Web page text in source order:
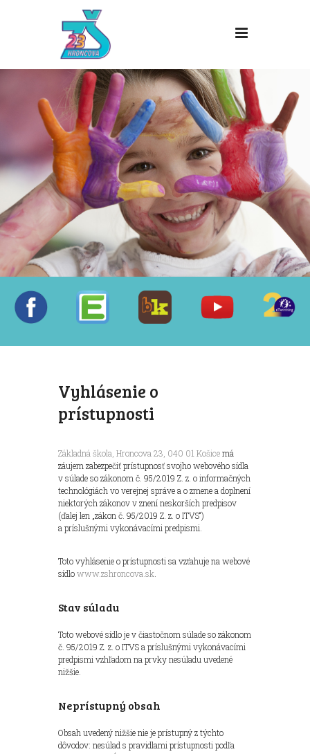
Vyhlásenie o
prístupnosti
Základná škola, Hroncova 23, 040 01 Košicemá
záujem zabezpečiť prístupnosť svojho webového sídla
v súlade so zákonom č. 95/2019 Z. z. o informačných
technológiách vo verejnej správe a o zmene a doplnení
niektorých zákonov v znení neskorších predpisov
(ďalej len „zákon č. 95/2019 Z. z. o ITVS“)
a príslušnými vykonávacími predpismi.
Toto vyhlásenie o prístupnosti sa vzťahuje na webové
sídlowww.zshroncova.sk
Stav súladu
Toto webové sídlo je v čiastočnom súlade so zákonom
č. 95/2019 Z. z. o ITVS a príslušnými vykonávacími
predpismi vzhľadom na prvky nesúladu uvedené
nižšie.
Neprístupný obsah
Obsah uvedený nižšie nie je prístupný z týchto
dôvodov: nesúlad s pravidlami prístupnosti podľa